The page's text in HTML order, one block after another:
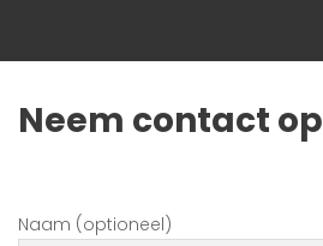
Neem contact op
Naam (optioneel)